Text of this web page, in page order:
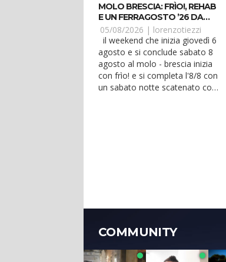
MOLO BRESCIA: FRÌO!, REHAB
E UN FERRAGOSTO ’26 DA
BALLARE
05/08/2026 | lorenzotiezzi
agosto e si conclude sabato 8
agosto al molo - brescia inizia
con frìo! e si completa l'8/8 con
un sabato notte scatenato con
COMMUNITY